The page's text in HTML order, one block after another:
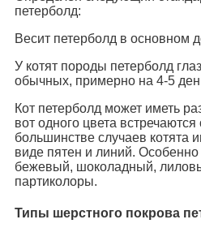
петерболд:
Весит петерболд в основном
У котят породы петерболд
обычных, примерно на 4-5
Кот петерболд может иметь
вот одного цвета
большинстве случаев котята
виде пятен и линий.
бежевый, шоколадный,
партиколоры.
Типы шерстного покрова